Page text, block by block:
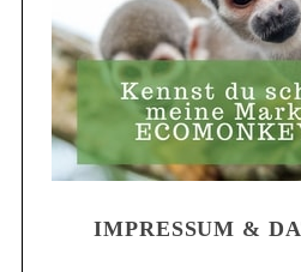
IMPRESSUM &